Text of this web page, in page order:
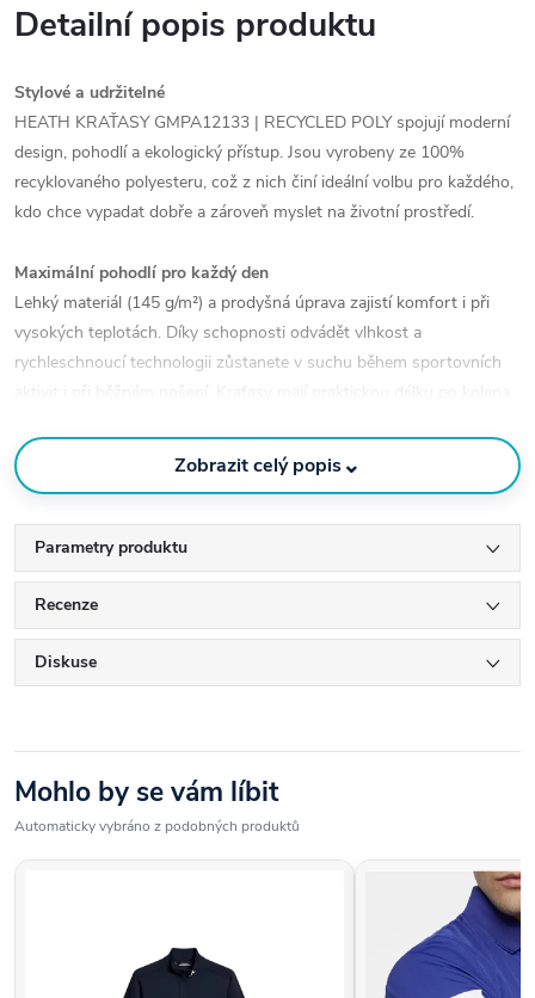
Detailní popis produktu
Stylové a udržitelné
HEATH KRAŤASY GMPA12133 | RECYCLED POLY spojují moderní
design, pohodlí a ekologický přístup. Jsou vyrobeny ze 100%
recyklovaného polyesteru, což z nich činí ideální volbu pro každého,
kdo chce vypadat dobře a zároveň myslet na životní prostředí.
Maximální pohodlí pro každý den
Lehký materiál (145 g/m²) a prodyšná úprava zajistí komfort i při
vysokých teplotách. Díky schopnosti odvádět vlhkost a
rychleschnoucí technologii zůstanete v suchu během sportovních
aktivit i při běžném nošení. Kraťasy mají praktickou délku po kolena
Kvalita v každém detailu
kapes z certifikovaného materiálu Bluesign a Ökotex100 zajišťuje
ekologickou a funkční kvalitu. Tyto kraťasy jsou skvělou volbou pro
volný čas, cestování i aktivní pohyb.
Péče o kraťasy:
Zobrazit celý popis⌄
Parametry produktu
Recenze
Diskuse
Mohlo by se vám líbit
Automaticky vybráno z podobných produktů